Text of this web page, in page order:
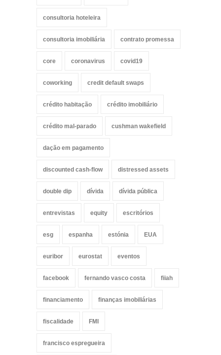
consultoria hoteleira
consultoria imobiliária contrato promessa
core coronavirus covid19
coworking credit default swaps
crédito habitação crédito imobiliário
crédito mal-parado cushman wakefield
dação em pagamento
discounted cash-flow distressed assets
double dip dívida dívida pública
entrevistas equity escritórios
esg espanha estónia EUA
euribor eurostat eventos
facebook fernando vasco costa fiiah
financiamento finanças imobiliárias
fiscalidade FMI
francisco espregueira